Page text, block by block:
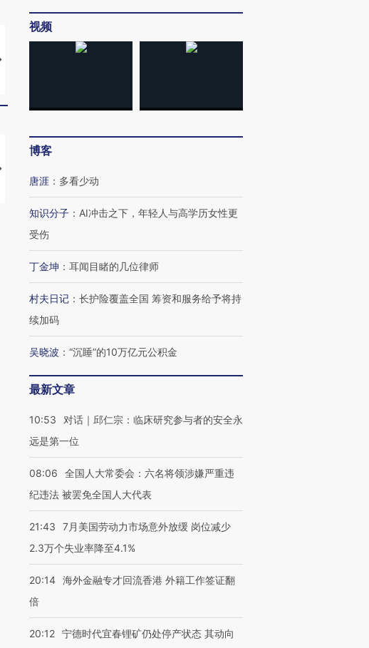
马航飞行员跨国走私7万
【推广】走进第四届链博
会，让数智科技“链”接产
有意思的生活方式·第三对
住三大增长引擎是什么？
视频
博客
唐涯 ： 多看少动
知识分子 ： AI冲击之下，年轻人与高学历女性更
受伤
丁金坤 ： 耳闻目睹的几位律师
村夫日记 ： 长护险覆盖全国 筹资和服务给予将持
续加码
吴晓波 ： “沉睡”的10万亿元公积金
最新文章
10:53
对话｜邱仁宗：临床研究参与者的安全永
远是第一位
08:06
全国人大常委会：六名将领涉嫌严重违
纪违法 被罢免全国人大代表
21:43
7月美国劳动力市场意外放缓 岗位减少
2.3万个失业率降至4.1%
20:14 海外金融专才回流香港 外籍工作签证翻
倍
20:12 宁德时代宜春锂矿仍处停产状态 其动向